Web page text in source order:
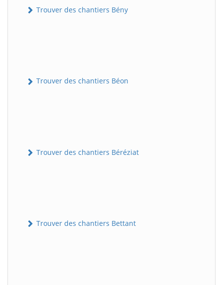
Trouver des chantiers Bény
Trouver des chantiers Béon
Trouver des chantiers Béréziat
Trouver des chantiers Bettant